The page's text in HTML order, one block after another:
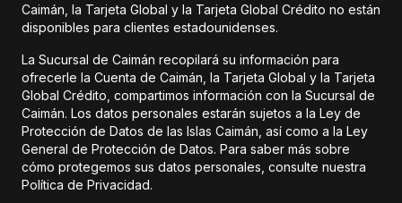
Caimán, la Tarjeta Global y la Tarjeta Global Crédito no están
disponibles para clientes estadounidenses.
La Sucursal de Caimán recopilará su información para
ofrecerle la Cuenta de Caimán, la Tarjeta Global y la Tarjeta
Global Crédito, compartimos información con la Sucursal de
Caimán. Los datos personales estarán sujetos a la Ley de
Protección de Datos de las Islas Caimán, así como a la Ley
General de Protección de Datos. Para saber más sobre
cómo protegemos sus datos personales, consulte nuestra
Política de Privacidad.